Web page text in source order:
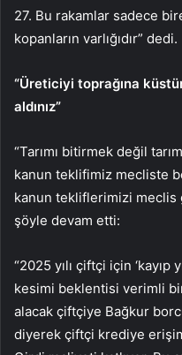
27. Bu rakamlar sadece
kopanların varlığıdır” dedi.
“Üreticiyi toprağına
aldınız”
“Tarımı bitirmek değil
kanun teklifimiz mecliste
kanun tekliflerimizi meclis
şöyle devam etti:
“2025 yılı çiftçi için ‘kayıp
kesimi beklentisi verimli
alacak çiftçiye Bağkur
diyerek çiftçi krediye